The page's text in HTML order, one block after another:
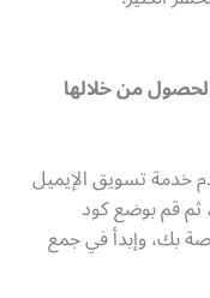
من خلالها
خدمة تسويق الإيميل
ثم قم بوضع كود
بك، وإبدأ في جمع